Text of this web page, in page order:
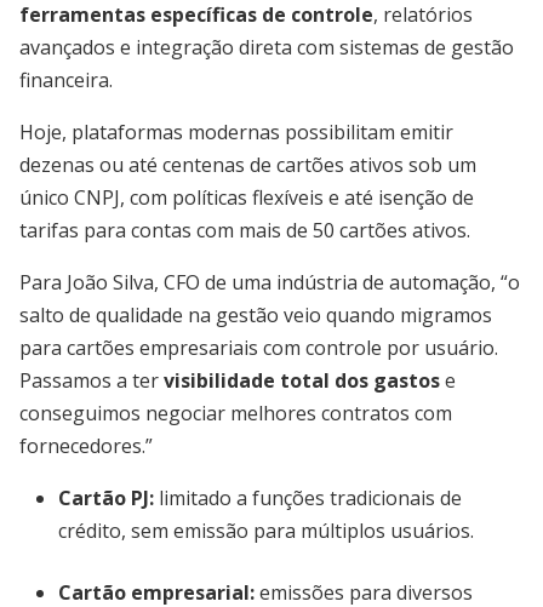
ferramentas específicas de controle, relatórios
avançados e integração direta com sistemas de gestão
financeira.
Hoje, plataformas modernas possibilitam emitir
dezenas ou até centenas de cartões ativos sob um
único CNPJ, com políticas flexíveis e até isenção de
tarifas para contas com mais de 50 cartões ativos.
Para João Silva, CFO de uma indústria de automação, “o
salto de qualidade na gestão veio quando migramos
para cartões empresariais com controle por usuário.
Passamos a tervisibilidade total dos gastose
conseguimos negociar melhores contratos com
fornecedores.”
Cartão PJ: limitado a funções tradicionais de
crédito, sem emissão para múltiplos usuários.
Cartão empresarial:emissões para diversos